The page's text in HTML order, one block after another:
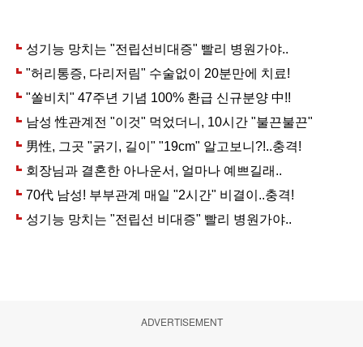
ADVERTISEMENT